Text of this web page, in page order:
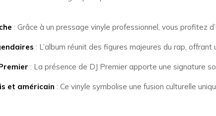
: Grâce à un pressage vinyle professionnel, vous profitez
: L’album réunit des figures majeures du rap,
: La présence de DJ Premier apporte une signature
et américain : Ce vinyle symbolise une fusion culturelle